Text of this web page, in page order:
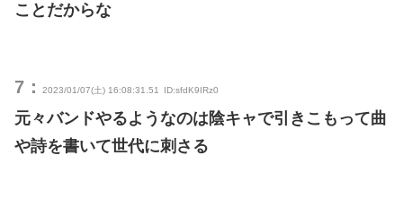
ことだからな
7： 2023/01/07(土) 16:08:31.51 ID:sfdK9IRz0
元々バンドやるようなのは陰キャで引きこもって曲
や詩を書いて世代に刺さる